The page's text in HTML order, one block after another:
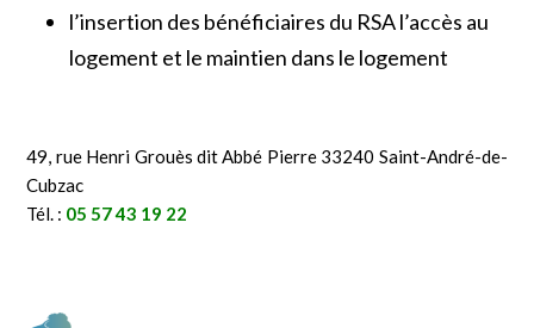
l’insertion des bénéficiaires du RSA l’accès au
logement et le maintien dans le logement
49, rue Henri Grouès dit Abbé Pierre 33240 Saint-André-de-
Cubzac
Tél. : 05 57 43 19 22